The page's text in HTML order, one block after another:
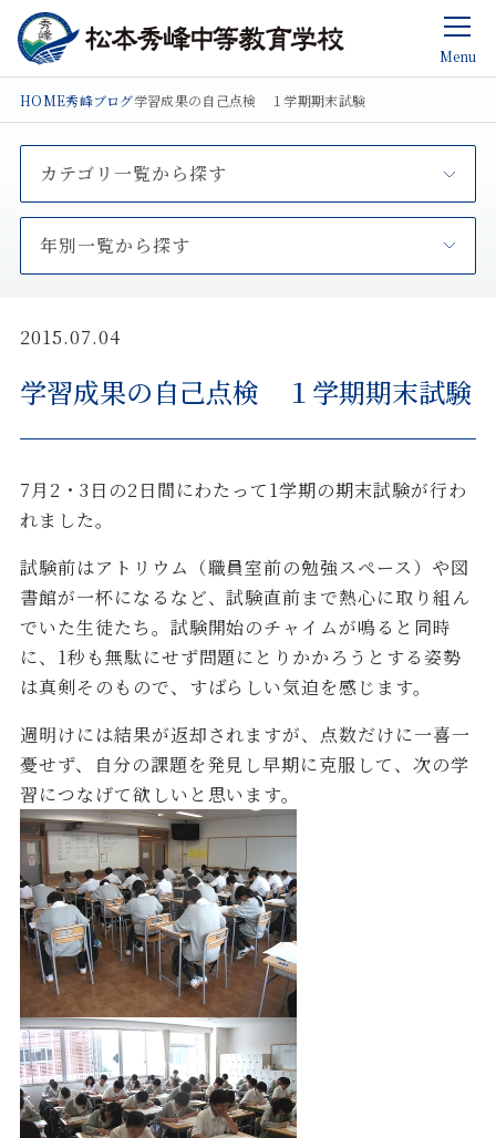
Menu
HOME秀峰ブログ学習成果の自己点検 １学期期末試験
カテゴリ一覧から探す
年別一覧から探す
2015.07.04
学習成果の自己点検 １学期期末試験
7月2・3日の2日間にわたって1学期の期末試験が行わ
れました。
試験前はアトリウム（職員室前の勉強スペース）や図
書館が一杯になるなど、試験直前まで熱心に取り組ん
でいた生徒たち。試験開始のチャイムが鳴ると同時
に、1秒も無駄にせず問題にとりかかろうとする姿勢
は真剣そのもので、すばらしい気迫を感じます。
週明けには結果が返却されますが、点数だけに一喜一
憂せず、自分の課題を発見し早期に克服して、次の学
習につなげて欲しいと思います。